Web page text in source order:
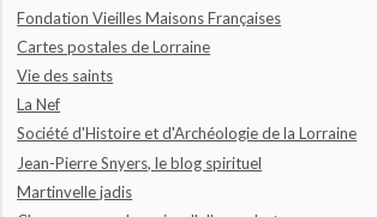
Fondation Vieilles Maisons Françaises
Cartes postales de Lorraine
Vie des saints
La Nef
Société d'Histoire et d'Archéologie de la Lorraine
Jean-Pierre Snyers, le blog spirituel
Martinvelle jadis